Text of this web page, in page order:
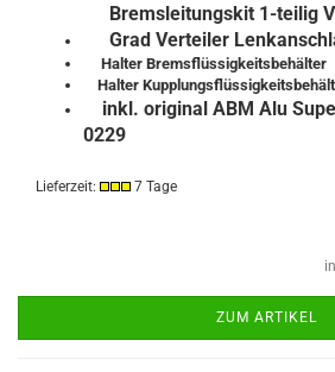
Bremsleitungskit 1-teilig
Grad Verteiler
Halter Bremsflüssigkeitsbehälter
Halter
inkl. original ABM Alu
0229
Lieferzeit: 7 Tage
ZUM ARTIKEL